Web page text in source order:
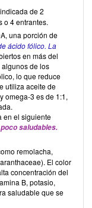
de 2
o 4 entrantes.
una porción de
ácido fólico. La
en más del
de los
lo que reduce
utiliza aceite de
omega-3 es de 1:1,
en el siguiente
saludables.
remolacha,
El color
concentración del
B, potasio,
saludable que se